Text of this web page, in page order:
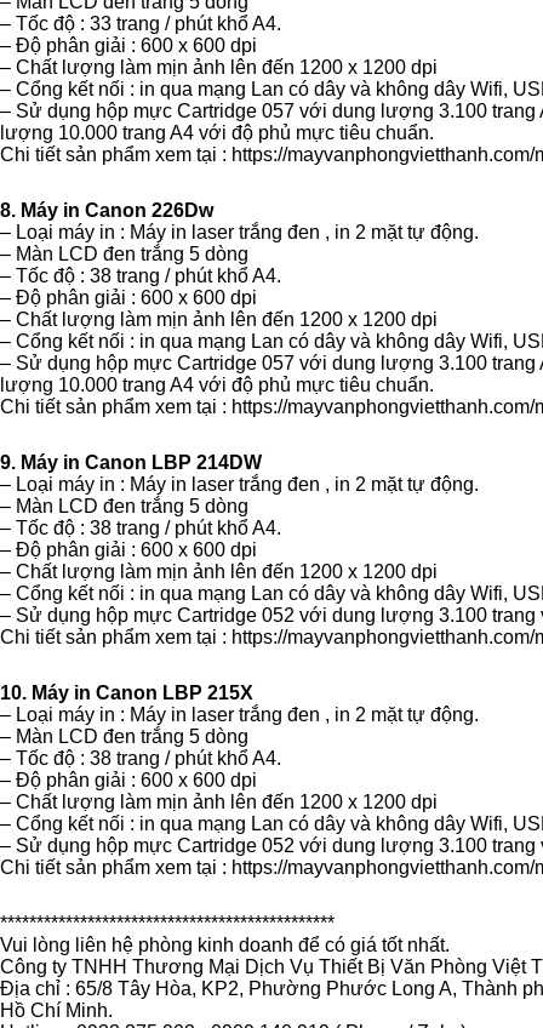
– Tốc độ : 33 trang / phút khổ A4.
– Độ phân giải : 600 x 600 dpi
– Chất lượng làm mịn ảnh lên đến 1200 x 1200 dpi
– Cổng kết nối : in qua mạng Lan có dây và không dây Wifi,
– Sử dụng hộp mực Cartridge 057 với dung lượng 3.100 trang
lượng 10.000 trang A4 với độ phủ mực tiêu chuẩn.
Chi tiết sản phẩm xem tại : https://
8. Máy in Canon 226Dw
– Loại máy in : Máy in laser trắng đen , in 2 mặt tự động.
– Màn LCD đen trắng 5 dòng
– Tốc độ : 38 trang / phút khổ A4.
– Độ phân giải : 600 x 600 dpi
– Chất lượng làm mịn ảnh lên đến 1200 x 1200 dpi
– Cổng kết nối : in qua mạng Lan có dây và không dây Wifi,
– Sử dụng hộp mực Cartridge 057 với dung lượng 3.100 trang
lượng 10.000 trang A4 với độ phủ mực tiêu chuẩn.
Chi tiết sản phẩm xem tại : https://
9. Máy in Canon LBP 214DW
– Loại máy in : Máy in laser trắng đen , in 2 mặt tự động.
– Màn LCD đen trắng 5 dòng
– Tốc độ : 38 trang / phút khổ A4.
– Độ phân giải : 600 x 600 dpi
– Chất lượng làm mịn ảnh lên đến 1200 x 1200 dpi
– Cổng kết nối : in qua mạng Lan có dây và không dây Wifi,
– Sử dụng hộp mực Cartridge 052 với dung lượng 3.100 trang
Chi tiết sản phẩm xem tại : https://
10. Máy in Canon LBP 215X
– Loại máy in : Máy in laser trắng đen , in 2 mặt tự động.
– Màn LCD đen trắng 5 dòng
– Tốc độ : 38 trang / phút khổ A4.
– Độ phân giải : 600 x 600 dpi
– Chất lượng làm mịn ảnh lên đến 1200 x 1200 dpi
– Cổng kết nối : in qua mạng Lan có dây và không dây Wifi,
– Sử dụng hộp mực Cartridge 052 với dung lượng 3.100 trang
Chi tiết sản phẩm xem tại : https://
**********************************************
Vui lòng liên hệ phòng kinh doanh để có giá tốt nhất.
Công ty TNHH Thương Mại Dịch Vụ Thiết Bị Văn Phòng Việt
Địa chỉ : 65/8 Tây Hòa, KP2, Phường Phước Long A, Thành
Hồ Chí Minh.